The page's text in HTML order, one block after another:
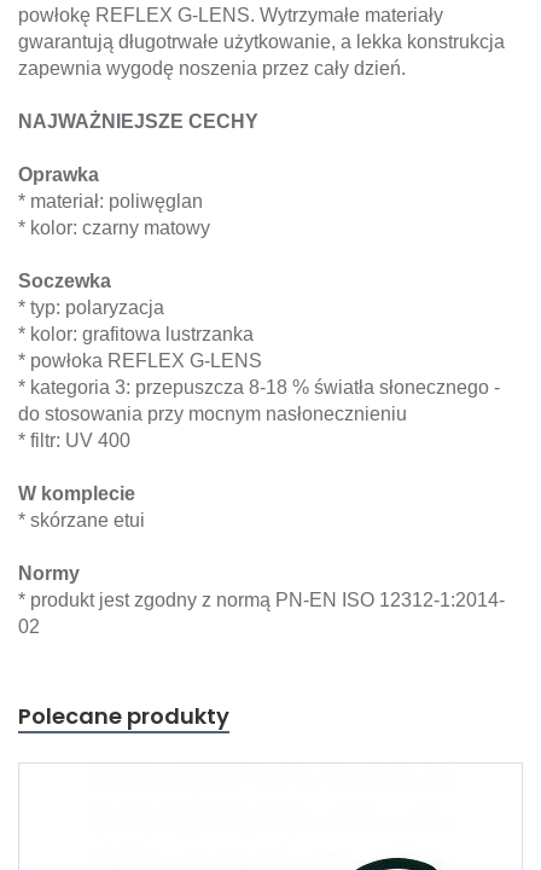
powłokę REFLEX G-LENS. Wytrzymałe materiały
gwarantują długotrwałe użytkowanie, a lekka konstrukcja
zapewnia wygodę noszenia przez cały dzień.
NAJWAŻNIEJSZE CECHY
Oprawka
* materiał: poliwęglan
* kolor: czarny matowy
Soczewka
* typ: polaryzacja
* kolor: grafitowa lustrzanka
* powłoka REFLEX G-LENS
* kategoria 3: przepuszcza 8-18 % światła słonecznego -
do stosowania przy mocnym nasłonecznieniu
* filtr: UV 400
W komplecie
* skórzane etui
Normy
* produkt jest zgodny z normą PN-EN ISO 12312-1:2014-
02
Polecane produkty